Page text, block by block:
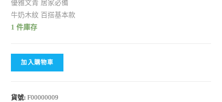
優雅文青 居家必備
牛奶木紋 百搭基本款
1 件庫存
加入購物車
貨號:F00000009